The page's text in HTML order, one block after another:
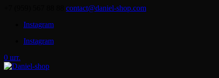
contact@daniel-shop.com
Instagram
Instagram
0 шт.